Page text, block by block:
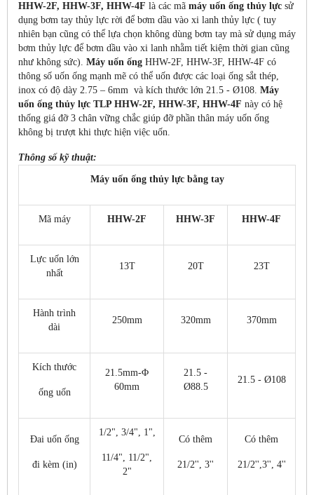
HHW-2F, HHW-3F, HHW-4F là các mã máy uốn ống thủy lực sử
dụng bơm tay thủy lực rời để bơm dầu vào xi lanh thủy lực ( tuy
nhiên bạn cũng có thể lựa chọn không dùng bơm tay mà sử dụng máy
bơm thủy lực để bơm dầu vào xi lanh nhằm tiết kiệm thời gian cũng
như không sức). Máy uốn ống HHW-2F, HHW-3F, HHW-4F có
thông số uốn ống mạnh mẽ có thể uốn được các loại ống sắt thép,
inox có độ dày 2.75 – 6mm và kích thước lớn 21.5 - Ø108. Máy
uốn ống thủy lực TLP HHW-2F, HHW-3F, HHW-4F này có hệ
thống giá đỡ 3 chân vững chắc giúp đỡ phần thân máy uốn ống
không bị trượt khi thực hiện việc uốn.
Thông số kỹ thuật:
Máy uốn ống thủy lực bằng tay
Mã máy HHW-2F HHW-3F HHW-4F
Lực uốn lớn
nhất
13T 20T 23T
Hành trình
dài
250mm 320mm 370mm
Kích thước
ống uốn
21.5mm-Φ
60mm
21.5 -
Ø88.5
21.5 - Ø108
Đai uốn ống
đi kèm (in)
1/2", 3/4", 1",
11/4", 11/2",
2"
Có thêm
21/2'', 3''
Có thêm
21/2'',3'', 4''